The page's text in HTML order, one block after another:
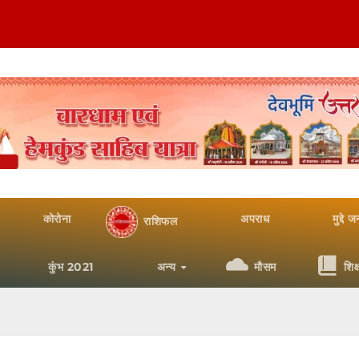
कोरोना राशिफल अपराध मुद्दे
कुंभ 2021 अन्य मौसम